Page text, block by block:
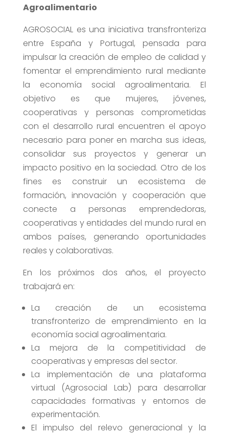
Agroalimentario
AGROSOCIAL es una iniciativa transfronteriza
entre España y Portugal, pensada para
impulsar la creación de empleo de calidad y
fomentar el emprendimiento rural mediante
la economía social agroalimentaria. El
objetivo es que mujeres, jóvenes,
cooperativas y personas comprometidas
con el desarrollo rural encuentren el apoyo
necesario para poner en marcha sus ideas,
consolidar sus proyectos y generar un
impacto positivo en la sociedad. Otro de los
fines es construir un ecosistema de
formación, innovación y cooperación que
conecte a personas emprendedoras,
cooperativas y entidades del mundo rural en
ambos países, generando oportunidades
reales y colaborativas.
En los próximos dos años, el proyecto
trabajará en:
La creación de un ecosistema
transfronterizo de emprendimiento en la
economía social agroalimentaria.
La mejora de la competitividad de
cooperativas y empresas del sector.
La implementación de una plataforma
virtual (Agrosocial Lab) para desarrollar
capacidades formativas y entornos de
experimentación.
El impulso del relevo generacional y la